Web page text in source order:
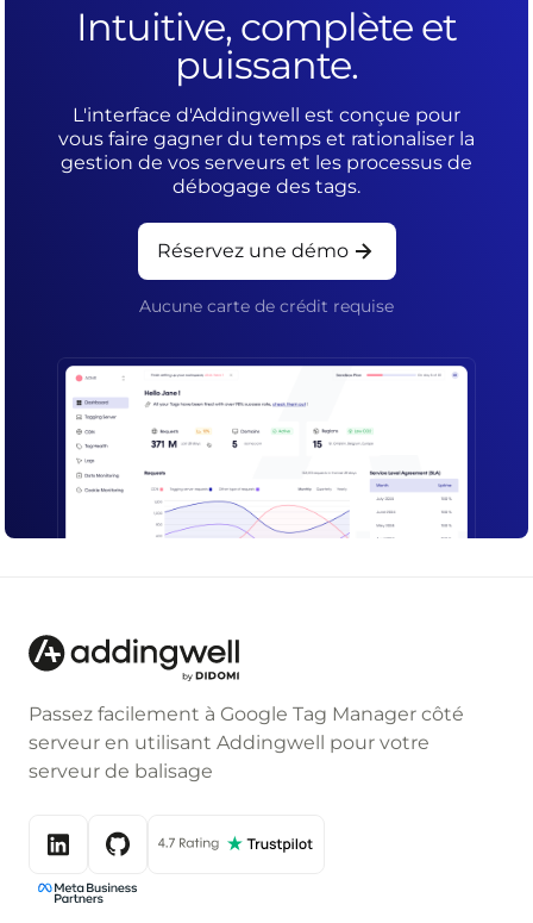
Intuitive, complète et
puissante.
L'interface d'Addingwell est conçue pour
vous faire gagner du temps et rationaliser la
gestion de vos serveurs et les processus de
débogage des tags.
Réservez une démo
Aucune carte de crédit requise
Passez facilement à Google Tag Manager côté
serveur en utilisant Addingwell pour votre
serveur de balisage